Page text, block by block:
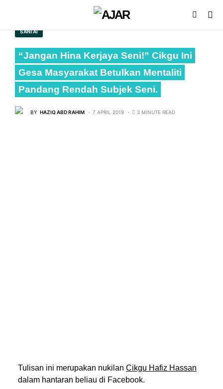
SANTAI
“Jangan Hina Kerjaya Seni!” Cikgu Ini
Gesa Masyarakat Betulkan Mentaliti
Pandang Rendah Subjek Seni.
BY HAZIQ ABD RAHIM 7 APRIL 2019 3 MINUTE READ
Tulisan ini merupakan nukilan Cikgu Hafiz Hassan
dalam hantaran beliau di Facebook.